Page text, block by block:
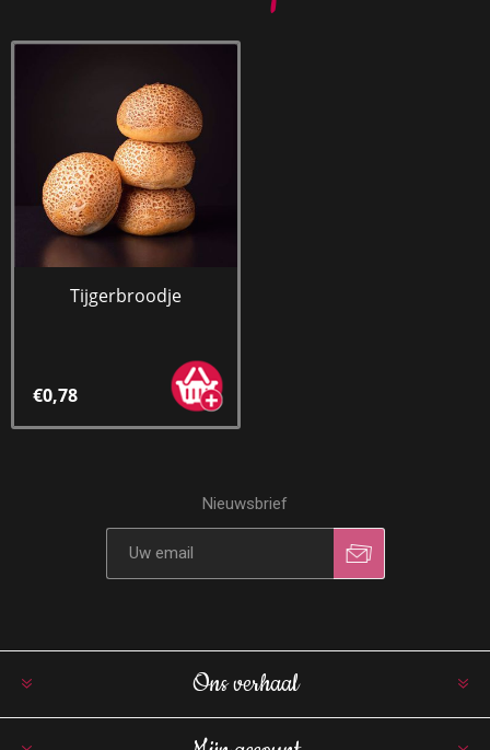
Tijgerbroodje
€0,78
Nieuwsbrief
Ons verhaal